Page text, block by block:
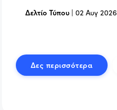
Δελτίο Τύπου |02 Αυγ 2026
Δες περισσότερα